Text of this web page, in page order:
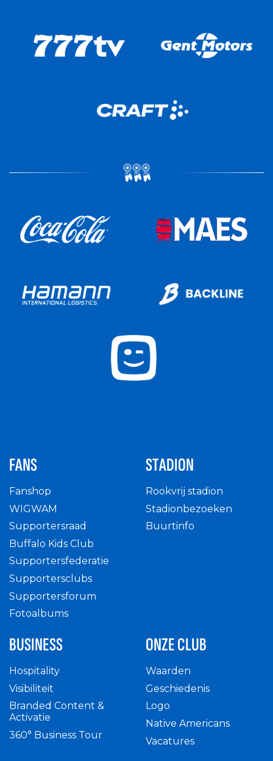
FANS
Fanshop
WIGWAM
Supportersraad
Buffalo Kids Club
Supportersfederatie
Supportersclubs
Supportersforum
Fotoalbums
STADION
Rookvrij stadion
Stadionbezoeken
Buurtinfo
BUSINESS
Hospitality
Visibiliteit
Branded Content &
Activatie
360° Business Tour
ONZE CLUB
Waarden
Geschiedenis
Logo
Native Americans
Vacatures